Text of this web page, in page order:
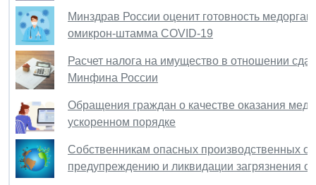
Минздрав России оценит готовность
омикрон-штамма COVID-19
Расчет налога на имущество в отношении
Минфина России
Обращения граждан о качестве оказания
ускоренном порядке
Собственникам опасных производственных
предупреждению и ликвидации загрязнения